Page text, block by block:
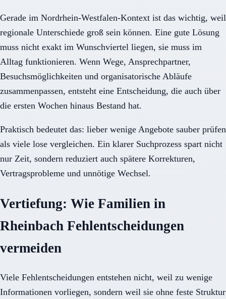
Gerade im Nordrhein-Westfalen-Kontext ist das wichtig, weil
regionale Unterschiede groß sein können. Eine gute Lösung
muss nicht exakt im Wunschviertel liegen, sie muss im
Alltag funktionieren. Wenn Wege, Ansprechpartner,
Besuchsmöglichkeiten und organisatorische Abläufe
zusammenpassen, entsteht eine Entscheidung, die auch über
die ersten Wochen hinaus Bestand hat.
Praktisch bedeutet das: lieber wenige Angebote sauber prüfen
als viele lose vergleichen. Ein klarer Suchprozess spart nicht
nur Zeit, sondern reduziert auch spätere Korrekturen,
Vertragsprobleme und unnötige Wechsel.
Vertiefung: Wie Familien in
Rheinbach Fehlentscheidungen
vermeiden
Viele Fehlentscheidungen entstehen nicht, weil zu wenige
Informationen vorliegen, sondern weil sie ohne feste Struktur